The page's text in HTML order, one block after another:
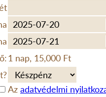
1 nap, 15,000 Ft
Az adatvédelmi